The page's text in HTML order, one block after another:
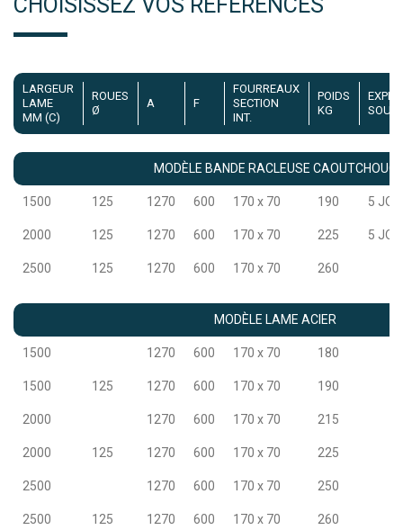
LARGEUR
LAME
MM (C)
ROUES
Ø
A F
FOURREAUX
SECTION
INT.
POIDS
KG
SOUS
MODÈLE BANDE RACLEUSE CAOUTCHOUC
1500 125 1270 600 170 x 70 190 5
2000 125 1270 600 170 x 70 225 5
2500 125 1270 600 170 x 70 260
MODÈLE LAME ACIER
1500 1270 600 170 x 70 180
1500 125 1270 600 170 x 70 190
2000 1270 600 170 x 70 215
2000 125 1270 600 170 x 70 225
2500 1270 600 170 x 70 250
2500 125 1270 600 170 x 70 260